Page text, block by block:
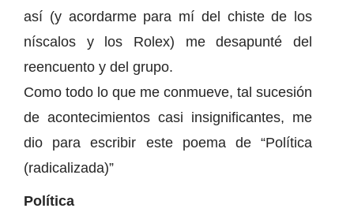
así (y acordarme para mí del chiste de los
níscalos y los Rolex) me desapunté del
reencuento y del grupo.
Como todo lo que me conmueve, tal sucesión
de acontecimientos casi insignificantes, me
dio para escribir este poema de “Política
(radicalizada)”
Política